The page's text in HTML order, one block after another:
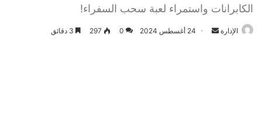
الكابرانات واستمراء لعبة سحب السفراء!
الإدارة
أرسل 24 أغسطس 2024 0
297